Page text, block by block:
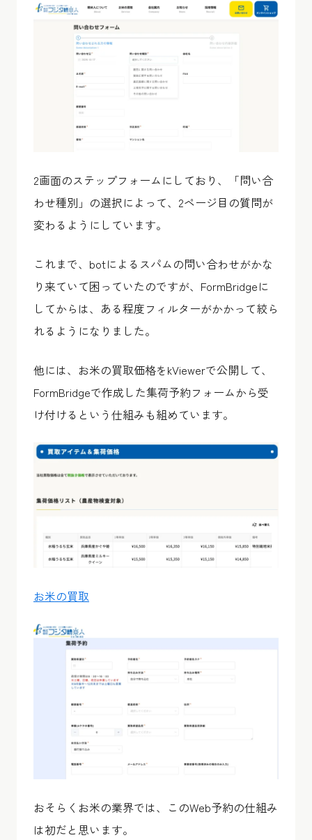
2画面のステップフォームにしており、「問い合
わせ種別」の選択によって、2ページ目の質問が
変わるようにしています。
これまで、botによるスパムの問い合わせがかな
り来ていて困っていたのですが、FormBridgeに
してからは、ある程度フィルターがかかって絞ら
れるようになりました。
他には、お米の買取価格をkViewerで公開して、
FormBridgeで作成した集荷予約フォームから受
け付けるという仕組みも組めています。
お米の買取
おそらくお米の業界では、このWeb予約の仕組み
は初だと思います。